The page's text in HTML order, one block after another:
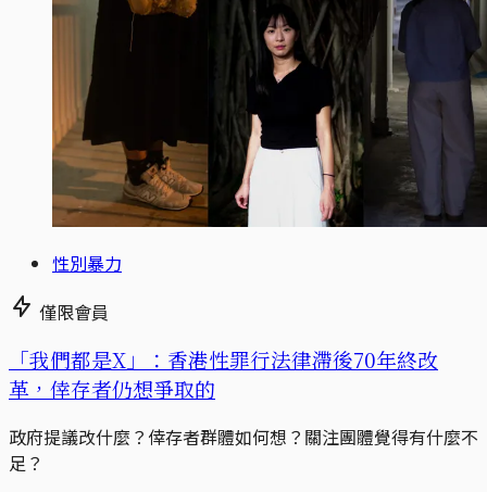
性別暴力
僅限會員
「我們都是X」：香港性罪行法律滯後70年終改
革，倖存者仍想爭取的
政府提議改什麼？倖存者群體如何想？關注團體覺得有什麼不
足？